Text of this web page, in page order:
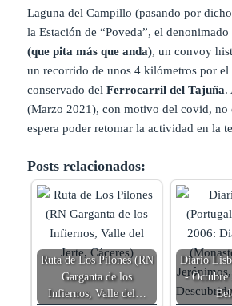
Laguna del Campillo (pasando por
la Estación de “Poveda”, el denonimado
(que pita más que anda), un convoy
un recorrido de unos 4 kilómetros por el
conservado delFerrocarril del Tajuña.
(Marzo 2021), con motivo del covid, no
espera poder retomar la actividad en la
Posts relacionados:
Ruta de Los Pilones (RN
Garganta de los
Infiernos, Valle del…
Diario
- Octubre